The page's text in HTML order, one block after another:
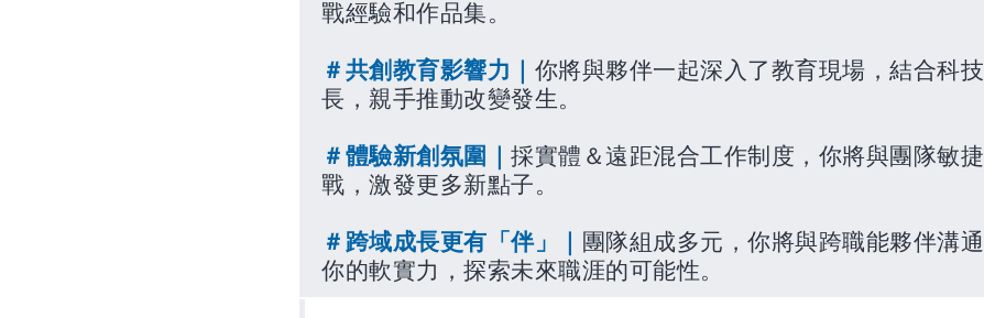
戰經驗和作品集。
＃共創教育影響力｜ 你將與夥伴一起深入了教育現場，結合科
長，親手推動改變發生。
＃體驗新創氛圍｜ 採實體＆遠距混合工作制度，你將與團隊敏
戰，激發更多新點子。
＃跨域成長更有「伴」｜
團隊組成多元，你將與跨職能夥伴溝
你的軟實力，探索未來職涯的可能性。